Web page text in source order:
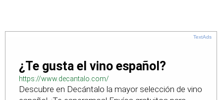
TextAds
¿Te gusta el vino español?
https://www.decantalo.com/
Descubre en Decántalo la mayor selección de vino